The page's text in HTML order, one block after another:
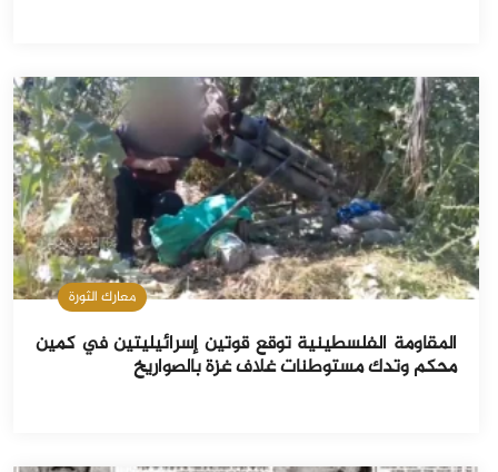
معارك الثورة
المقاومة الفلسطينية توقع قوتين إسرائيليتين في كمين
محكم وتدك مستوطنات غلاف غزة بالصواريخ